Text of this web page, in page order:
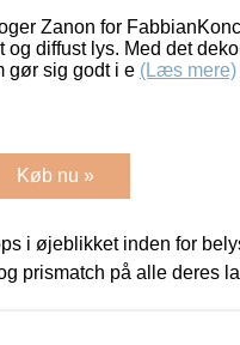
Zanon for
diffust lys. Med det
gør sig godt i e (Læs mere)
Køb nu »
i øjeblikket inden for
prismatch på alle deres